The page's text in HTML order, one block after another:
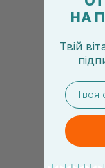
НА
Твій
email